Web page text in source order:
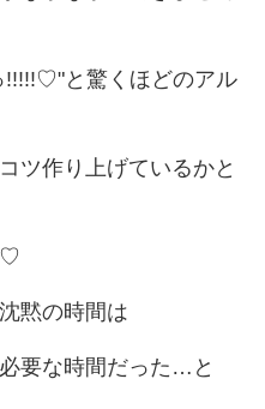
!!!!!♡"と驚くほどのアル
ツ作り上げているかと
♡
黙の時間は
要な時間だった…と